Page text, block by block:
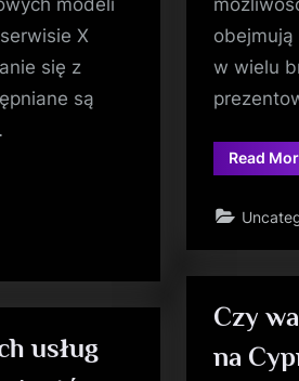
X
się z
są
obejmują
w wielu
Read
Czy
na
usług